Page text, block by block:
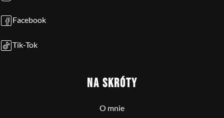
Facebook
Tik-Tok
NA SKRÓTY
O mnie